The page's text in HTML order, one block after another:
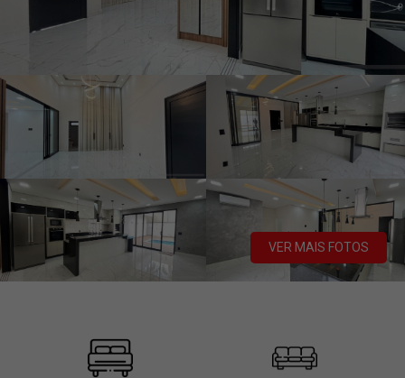
VER MAIS FOTOS